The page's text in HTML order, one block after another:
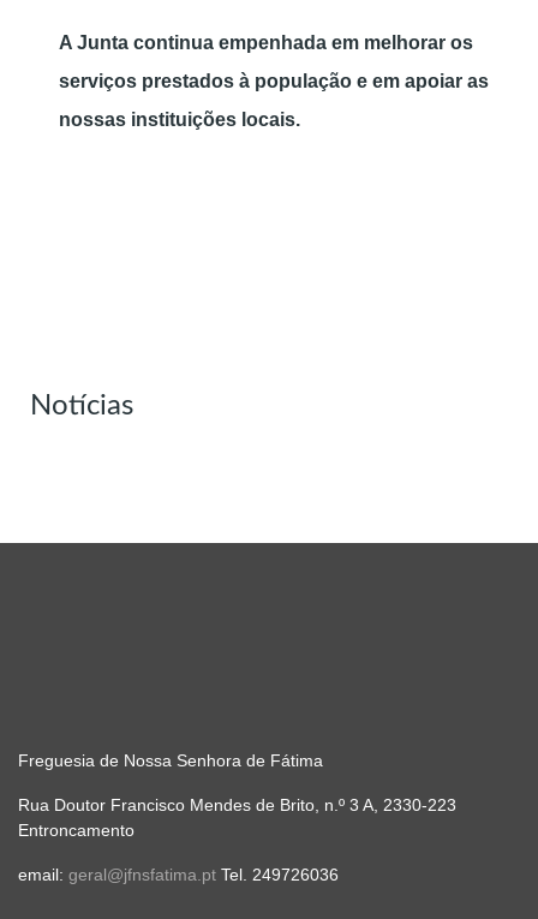
A Junta continua empenhada em melhorar os
serviços prestados à população e em apoiar as
nossas instituições locais.
Notícias
Freguesia de Nossa Senhora de Fátima
Rua Doutor Francisco Mendes de Brito, n.º 3 A, 2330-223
Entroncamento
email: geral@jfnsfatima.pt Tel. 249726036